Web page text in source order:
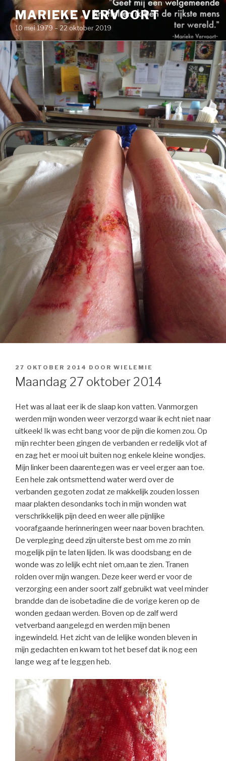
Naar
inhoud
springen
MARIEKE VERVOORT
10 mei 1979 – 22 oktober 2019
GEPLAATST
OP
27 OKTOBER 2014 DOOR WIELEMIE
Maandag 27 oktober 2014
Het was al laat eer ik de slaap kon vatten. Vanmorgen
werden mijn wonden weer verzorgd waar ik echt niet naar
uitkeek! Ik was echt bang voor de pijn die komen zou. Op
mijn rechter been gingen de verbanden er redelijk vlot af
en zag het er mooi uit buiten nog enkele kleine wondjes.
Mijn linker been daarentegen was er veel erger aan toe.
Een hele zak ontsmettend water werd over de
verbanden gegoten zodat ze makkelijk zouden lossen
maar plakten desondanks toch in mijn wonden wat
verschrikkelijk pijn deed en weer alle pijnlijke
voorafgaande herinneringen weer naar boven brachten.
De verpleging deed zijn uiterste best om me zo min
mogelijk pijn te laten lijden. Ik was doodsbang en de
wonde was zo lelijk echt niet om,aan te zien. Tranen
rolden over mijn wangen. Deze keer werd er voor de
verzorging een ander soort zalf gebruikt wat veel minder
brandde dan de isobetadine die de vorige keren op de
wonden gedaan werden. Boven op de zalf werd
vetverband aangelegd en werden mijn benen
ingewindeld. Het zicht van de lelijke wonden bleven in
mijn gedachten en kwam tot het besef dat ik nog een
lange weg af te leggen heb.